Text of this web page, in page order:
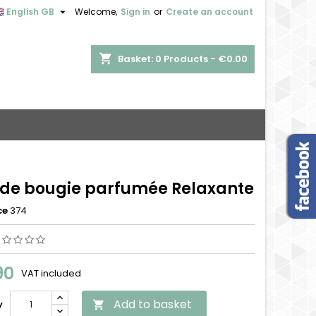
Welcome, Sign in or Create an account
English GB 
shopping_cart Basket: 0 Products - €0.00
bougie parfumée Relaxante
374
VAT included
 Add to basket